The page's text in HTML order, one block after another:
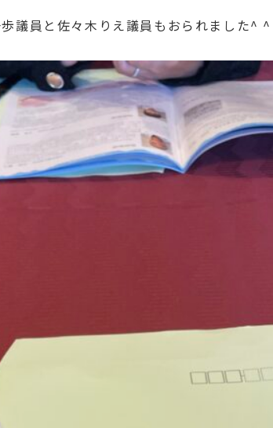
議員と佐々木りえ議員もおられました^ ^